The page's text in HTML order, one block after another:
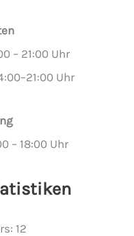
– 21:00 Uhr
Uhr
– 18:00 Uhr
12